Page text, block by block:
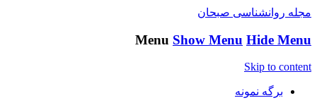
مجله روانشناسی صبحان
Menu Show Menu Hide Menu
Skip to content
برگه نمونه